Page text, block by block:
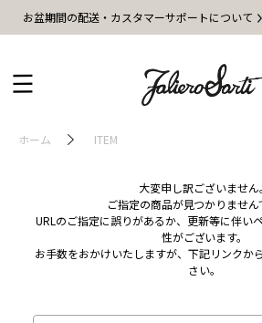
お盆期間の配送・カスタマーサポートについて
ホーム ITEM
大変申し訳ございません。
ご指定の商品が見つかりません
URLのご指定に誤りがあるか、更新等に伴い
性がございます。
お手数をおかけいたしますが、下記リンクか
さい。